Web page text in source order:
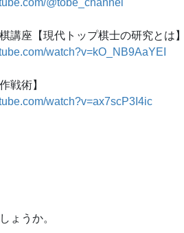
講座【現代トップ棋士の研究とは】
watch?v=kO_NB9AaYEI
戦術】
watch?v=ax7scP3I4ic
ょうか。